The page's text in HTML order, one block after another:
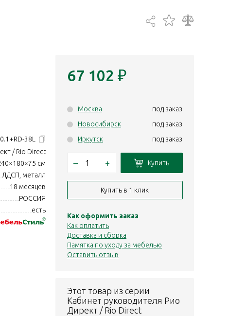
38L
/ Rio Direct
см
ЛДСП, металл
18 месяцев
РОССИЯ
есть
67 102 ₽
Москва
под заказ
Новосибирск
под заказ
Иркутск
под заказ
– + Купить
Купить в 1 клик
Как оформить заказ
Как оплатить
Доставка и сборка
Памятка по уходу за мебелью
Оставить отзыв
Этот товар из серии
Кабинет руководителя Рио
Директ / Rio Direct